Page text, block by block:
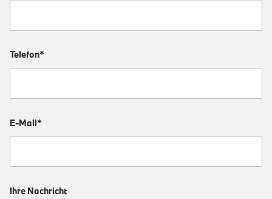
Telefon*
E-Mail*
Ihre Nachricht